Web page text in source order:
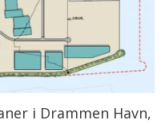
i Drammen Havn,